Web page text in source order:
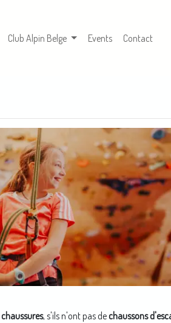
Club Alpin Belge Events Contact
chaussures, s'ils n'ont pas dechaussons